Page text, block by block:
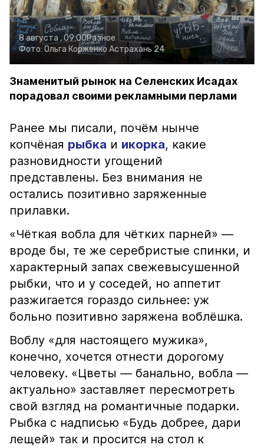
8 августа , 09:00Разное
Фото: Ольга Корженко Астрахань 24
Знаменитый рынок на Селенских Исадах
порадовал своими рекламными перлами
Ранее мы писали, почём нынче
копчёная рыбка и икорка, какие
разновидности угощений
представлены. Без внимания не
остались позитивно заряженные
прилавки.
«Чёткая вобла для чётких парней» —
вроде бы, те же серебристые спинки, и
характерный запах свежевысушенной
рыбки, что и у соседей, но аппетит
разжигается гораздо сильнее: уж
больно позитивно заряжена воблёшка.
Воблу «для настоящего мужика»,
конечно, хочется отнести дорогому
человеку. «Цветы — банально, вобла —
актуально» заставляет пересмотреть
свой взгляд на романтичные подарки.
Рыбка с надписью «Будь добрее, дари
лещей» так и просится на стол к